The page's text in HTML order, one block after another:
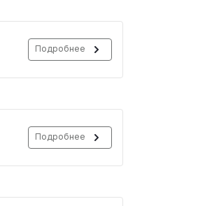
Подробнее
Подробнее